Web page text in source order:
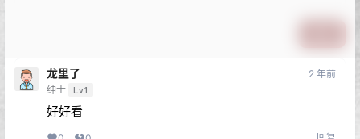
龙里了
绅士 Lv1
2 年前
好好看